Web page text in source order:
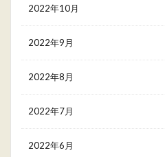
2022年10月
2022年9月
2022年8月
2022年7月
2022年6月